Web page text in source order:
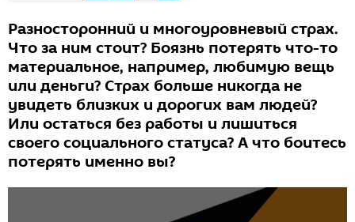
Разносторонний и многоуровневый страх.
Что за ним стоит? Боязнь потерять что-то
материальное, например, любимую вещь
или деньги? Страх больше никогда не
увидеть близких и дорогих вам людей?
Или остаться без работы и лишиться
своего социального статуса? А что боитесь
потерять именно вы?